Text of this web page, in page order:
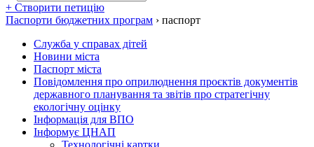
+ Створити петицію
Паспорти бюджетних програм › паспорт
Служба у справах дітей
Новини міста
Паспорт міста
Повідомлення про оприлюднення проєктів документів
державного планування та звітів про стратегічну
екологічну оцінку
Інформація для ВПО
Інформує ЦНАП
Технологічні картки